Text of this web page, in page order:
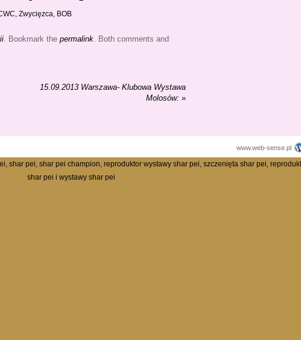
Zwycięzca, BOB
. Bookmark the permalink. Both comments and
15.09.2013 Warszawa- Klubowa Wystawa
Molosów: »
www.web-sense.pl
shar pei, shar pei champion, reproduktor wystawy shar pei, szczenięta shar pei,
shar pei i wystawy shar pei